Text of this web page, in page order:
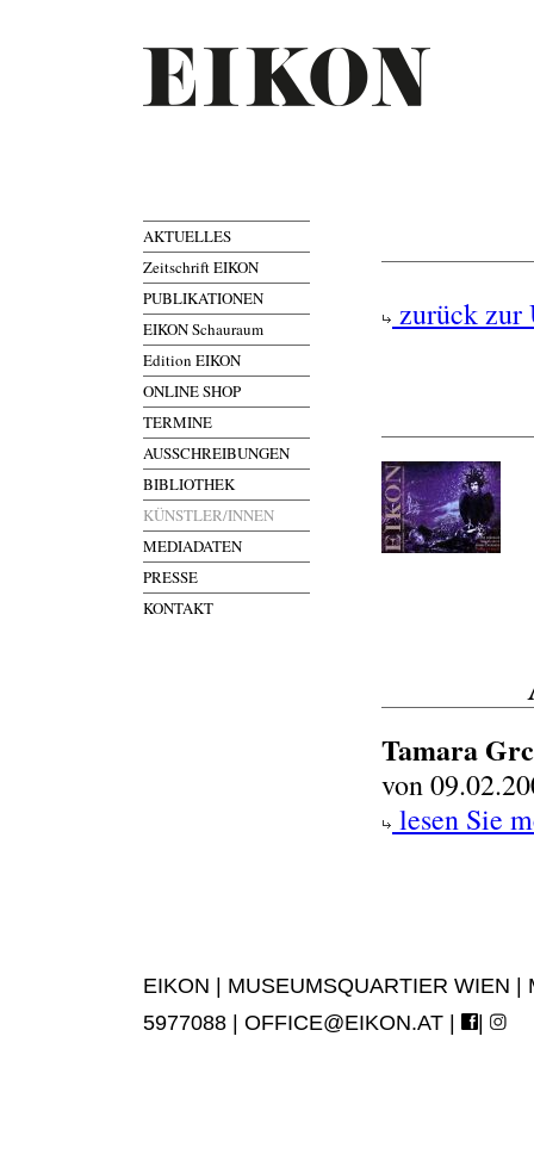
AKTUELLES
Zeitschrift EIKON
PUBLIKATIONEN
EIKON Schauraum
Edition EIKON
ONLINE SHOP
TERMINE
AUSSCHREIBUNGEN
BIBLIOTHEK
KÜNSTLER/INNEN
MEDIADATEN
PRESSE
KONTAKT
zurück zur
Tamara
von
lesen Sie
EIKON | MUSEUMSQUARTIER WIEN
5977088 | OFFICE@EIKON.AT | |